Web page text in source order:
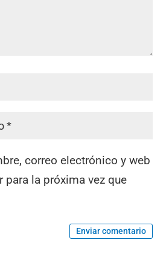
correo electrónico y web
para la próxima vez que
Enviar comentario